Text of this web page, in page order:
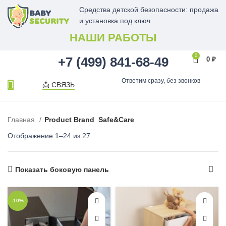
Средства детской безопасности: продажа
и установка под ключ
НАШИ РАБОТЫ
+7 (499) 841-68-49 0
0 ₽
📩 СВЯЗЬ Ответим сразу, без звонков
Главная Product Brand Safe&Care
Отображение 1–24 из 27
Показать боковую панель
-10%